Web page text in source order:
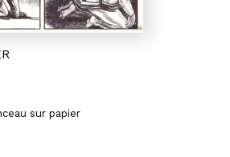
sur papier